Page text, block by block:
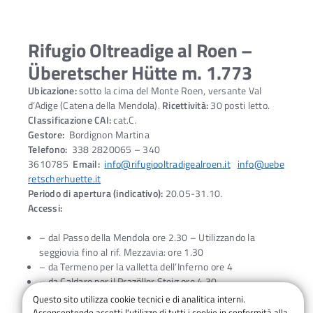
Rifugio Oltreadige al Roen –
Überetscher Hütte m. 1.773
Ubicazione:sotto la cima del Monte Roen, versante Val
d’Adige (Catena della Mendola). Ricettività:30 posti letto.
Classificazione CAI:cat.C.
Gestore: Bordignon Martina
Telefono: 338 2820065 – 340
3610785 Email: info@rifugiooltradigealroen.it info@uebe
retscherhuette.it
Periodo di apertura (indicativo): 20.05-31.10.
Accessi:
– dal Passo della Mendola ore 2.30 – Utilizzando la
seggiovia fino al rif. Mezzavia: ore 1.30
– da Termeno per la valletta dell’Inferno ore 4
– da Caldaro per il Prazöller Steig ore 4.30
– da Castelvecchio (Caldaro) per il Langer Steig ore 3
Questo sito utilizza cookie tecnici e di analitica interni.